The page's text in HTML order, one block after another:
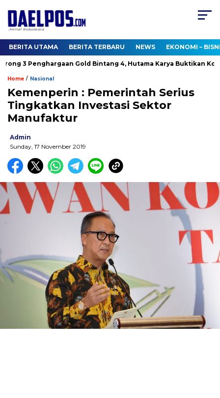
BERITA UTAMA BERITA TERBARU NEWS EKONOMI –
3 Penghargaan Gold Bintang 4, Hutama Karya Buktikan
Home / Nasional
Kemenperin : Pemerintah Serius
Tingkatkan Investasi Sektor
Manufaktur
Admin
Sunday, 17 November 2019